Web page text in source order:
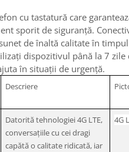
cu tastatură care
sporit de siguranță.
de înaltă calitate în
dispozitivul până la 7 zile
în situații de urgență.
Descriere
Datorită tehnologiei 4G LTE,
conversațiile cu cei dragi
capătă o calitate ridicată, iar
4G